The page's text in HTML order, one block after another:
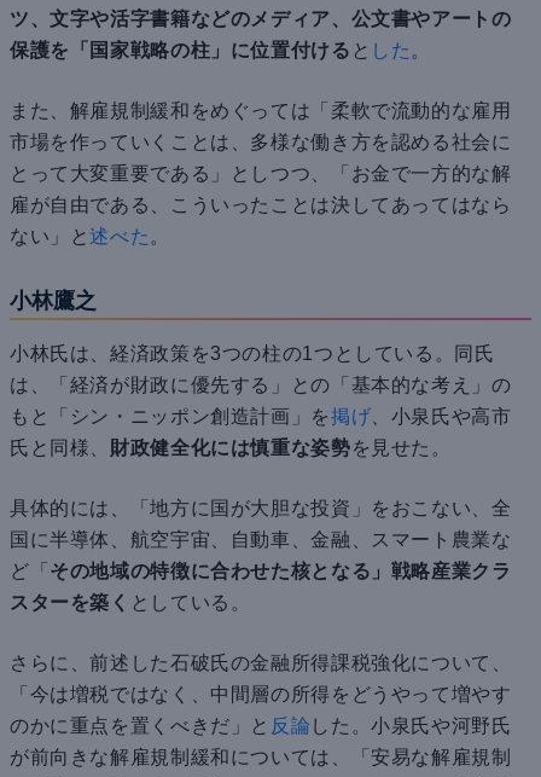
ツ、文字や活字書籍などのメディア、公文書やアートの
保護を「国家戦略の柱」に位置付ける と した 。
また、解雇規制緩和をめぐっては「柔軟で流動的な雇用
市場を作っていくことは、多様な働き方を認める社会に
とって大変重要である」としつつ、「お金で一方的な解
雇が自由である、こういったことは決してあってはなら
ない」と述べた 。
小林鷹之
小林氏は、経済政策を3つの柱の1つとしている。同氏
は、「経済が財政に優先する」との「基本的な考え」の
もと「シン・ニッポン創造計画」を掲げ 、小泉氏や高市
氏と同様、 財政健全化には慎重な姿勢を見せた。
具体的には、「地方に国が大胆な投資」をおこない、全
国に半導体、航空宇宙、自動車、金融、スマート農業な
ど「 その地域の特徴に合わせた核となる」戦略産業クラ
スターを築く としている。
さらに、前述した石破氏の金融所得課税強化について、
「今は増税ではなく、中間層の所得をどうやって増やす
のかに重点を置くべきだ」と 反論 した。小泉氏や河野氏
が前向きな解雇規制緩和については、「安易な解雇規制